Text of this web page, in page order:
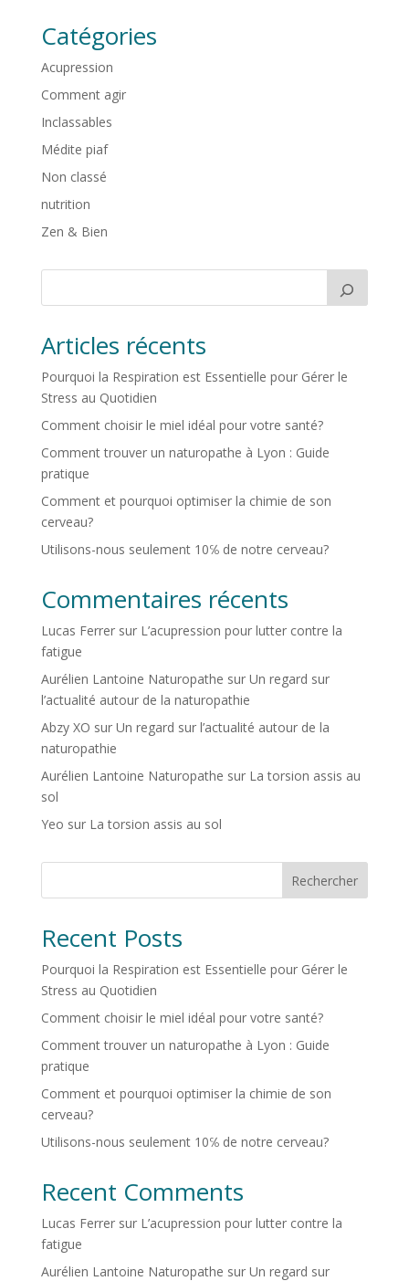
Catégories
Acupression
Comment agir
Inclassables
Médite piaf
Non classé
nutrition
Zen & Bien
Articles récents
Pourquoi la Respiration est Essentielle pour Gérer le
Stress au Quotidien
Comment choisir le miel idéal pour votre santé?
Comment trouver un naturopathe à Lyon : Guide
pratique
Comment et pourquoi optimiser la chimie de son
cerveau?
Utilisons-nous seulement 10℅ de notre cerveau?
Commentaires récents
Lucas Ferrersur L’acupression pour lutter contre la
fatigue
Aurélien Lantoine Naturopathe sur Un regard sur
l’actualité autour de la naturopathie
Abzy XO sur Un regard sur l’actualité autour de la
naturopathie
Aurélien Lantoine Naturopathe sur La torsion assis au
sol
Yeo sur La torsion assis au sol
Rechercher
Recent Posts
Pourquoi la Respiration est Essentielle pour Gérer le
Stress au Quotidien
Comment choisir le miel idéal pour votre santé?
Comment trouver un naturopathe à Lyon : Guide
pratique
Comment et pourquoi optimiser la chimie de son
cerveau?
Utilisons-nous seulement 10℅ de notre cerveau?
Recent Comments
Lucas Ferrersur L’acupression pour lutter contre la
fatigue
Aurélien Lantoine Naturopathe sur Un regard sur